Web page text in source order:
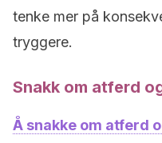
tenke mer på
tryggere.
Snakk om atferd
Å snakke om atferd